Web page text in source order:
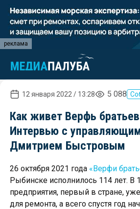
реклама
12 января 2022 / 13:28 5 088
Как живет Верфь
Интервью с
Дмитрием Быстровым
26 октября 2021 года «Верфи
Рыбинске исполнилось 114 лет. В
предприятия, первый в стране,
для ремонта, а всего спустя год